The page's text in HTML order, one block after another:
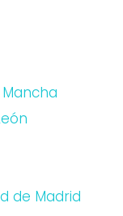
de Madrid